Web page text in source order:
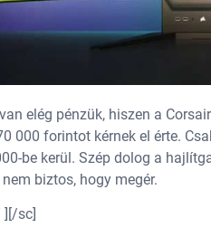
elég pénzük, hiszen a
000 forintot kérnek el érte.
be kerül. Szép dolog a
biztos, hogy megér.
][/sc]